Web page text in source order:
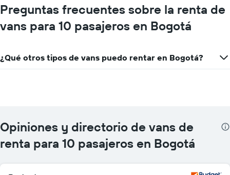
gráfico
muestra
que
de
autos.
El
gráfico
Preguntas frecuentes sobre la renta de
vans para 10 pasajeros en Bogotá
¿Qué otros tipos de vans puedo rentar en Bogotá?
Opiniones y directorio de vans de
renta para 10 pasajeros en Bogotá